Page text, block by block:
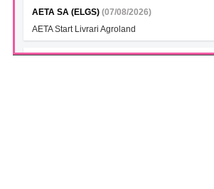
AETA SA (ELGS) (07/08/2026)
AETA Start Livrari Agroland